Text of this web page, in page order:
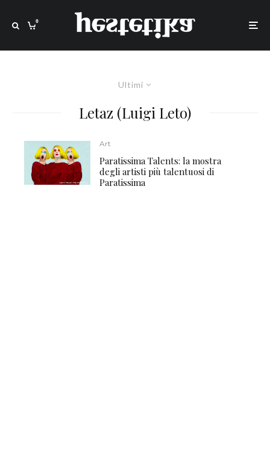
0
Ultimi
Letaz (Luigi Leto)
Art
Paratissima Talents: la mostra
degli artisti più talentuosi di
Paratissima